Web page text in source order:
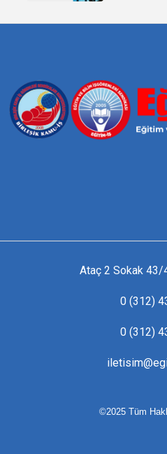
Ataç 2 Sokak 43/
0 (312)
0 (312)
©2025 Tüm